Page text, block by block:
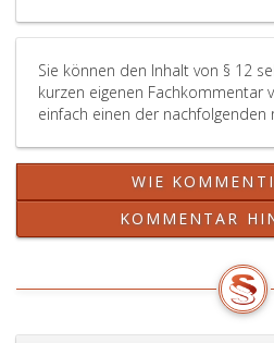
Sie können den Inhalt von § 12
kurzen eigenen Fachkommentar
einfach einen der nachfolgenden
WIE
KOMMENTAR